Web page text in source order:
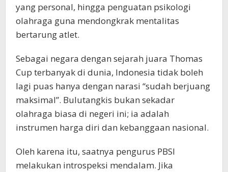
yang personal, hingga penguatan psikologi
olahraga guna mendongkrak mentalitas
bertarung atlet.
​Sebagai negara dengan sejarah juara Thomas
Cup terbanyak di dunia, Indonesia tidak boleh
lagi puas hanya dengan narasi “sudah berjuang
maksimal”. Bulutangkis bukan sekadar
olahraga biasa di negeri ini; ia adalah
instrumen harga diri dan kebanggaan nasional.
​Oleh karena itu, saatnya pengurus PBSI
melakukan introspeksi mendalam. Jika